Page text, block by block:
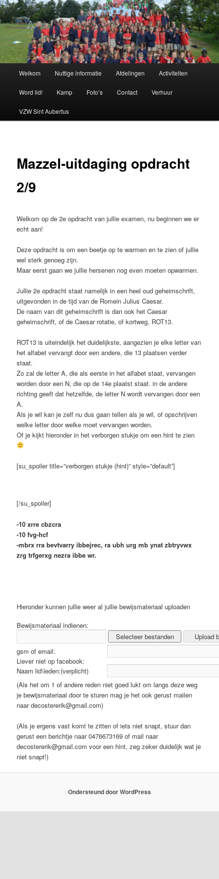
Spring
naar
de
inhoudChiro Bethanie
Welkom Nuttige informatie Afdelingen Activiteiten
Word lid! Kamp Foto’s Contact Verhuur
VZW Sint Aubertus
Mazzel-uitdaging opdracht
2/9
Welkom op de 2e opdracht van jullie examen, nu beginnen we er
echt aan!
Deze opdracht is om een beetje op te warmen en te zien of jullie
wel sterk genoeg zijn.
Maar eerst gaan we jullie hersenen nog even moeten opwarmen.
Jullie 2e opdracht staat namelijk in een heel oud geheimschrift,
uitgevonden in de tijd van de Romein Julius Caesar.
De naam van dit geheimschrift is dan ook het Caesar
geheimschrift, of de Caesar rotatie, of kortweg, ROT13.
ROT13 is uiteindelijk het duidelijkste, aangezien je elke letter van
het alfabet vervangt door een andere, die 13 plaatsen verder
staat.
Zo zal de letter A, die als eerste in het alfabet staat, vervangen
worden door een N, die op de 14e plaatst staat. in de andere
richting geeft dat hetzelfde, de letter N wordt vervangen door een
A.
Als je wil kan je zelf nu dus gaan tellen als je wil, of opschrijven
welke letter door welke moet vervangen worden.
Of je kijkt hieronder in het verborgen stukje om een hint te zien
[su_spoiler title=”verborgen stukje (hint)” style=”default”]
[/su_spoiler]
-10 xrre cbzcra
-10 fvg-hcf
-mbrx rra bevtvarry ibbejrec, ra ubh urg mb ynat zbtryvwx
zrg trfgerxg nezra ibbe wr.
Hieronder kunnen jullie weer al jullie bewijsmateriaal uploaden
Bewijsmateriaal indienen:
gsm of email:
Liever niet op facebook:
Naam lid\leden:
(Als het om 1 of andere reden niet goed lukt om langs deze weg
je bewijsmateriaal door te sturen mag je het ook gerust mailen
naardecostererik@gmail.com)
(Als je ergens vast komt te zitten of iets niet snapt, stuur dan
gerust een berichtje naar 0476673169 of mail naar
decostererik@gmail.com voor een hint, zeg zeker duidelijk wat je
niet snapt!)
Ondersteund door WordPress